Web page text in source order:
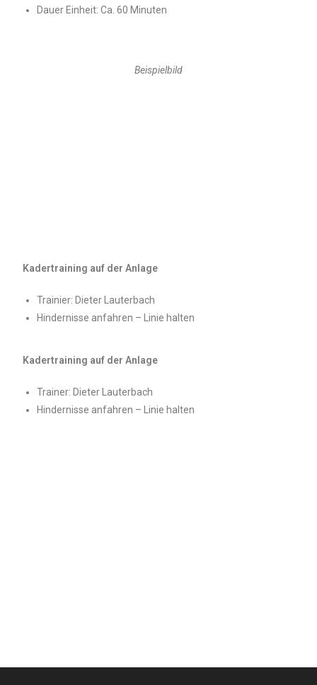
Dauer Einheit: Ca. 60 Minuten
Beispielbild
Kadertraining auf der Anlage
Trainier: Dieter Lauterbach
Hindernisse anfahren – Linie halten
Kadertraining auf der Anlage
Trainer: Dieter Lauterbach
Hindernisse anfahren – Linie halten